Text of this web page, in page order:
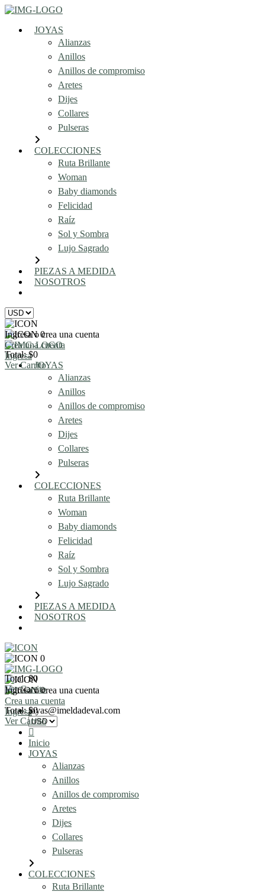
JOYAS
Alianzas
Anillos
Anillos de compromiso
Aretes
Dijes
Collares
Pulseras
COLECCIONES
Ruta Brillante
Woman
Baby diamonds
Felicidad
Raíz
Sol y Sombra
Lujo Sagrado
PIEZAS A MEDIDA
NOSOTROS
Ingresa o crea una cuenta
Crea una cuenta
Ingresa
0
Total: $0
Ver CarritoJOYAS
Alianzas
Anillos
Anillos de compromiso
Aretes
Dijes
Collares
Pulseras
COLECCIONES
Ruta Brillante
Woman
Baby diamonds
Felicidad
Raíz
Sol y Sombra
Lujo Sagrado
PIEZAS A MEDIDA
NOSOTROS
0
Total: $0
Ver Carrito
Ingresa o crea una cuenta
Crea una cuenta
Ingresa
0
Total: $0
Ver Carrito
joyas@imeldadeval.com
Inicio
JOYAS
Alianzas
Anillos
Anillos de compromiso
Aretes
Dijes
Collares
Pulseras
COLECCIONES
Ruta Brillante